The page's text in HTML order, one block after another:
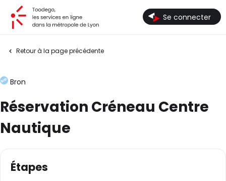
Se connecter
Retour à la page précédente
Bron
Réservation Créneau Centre
Nautique
Étapes